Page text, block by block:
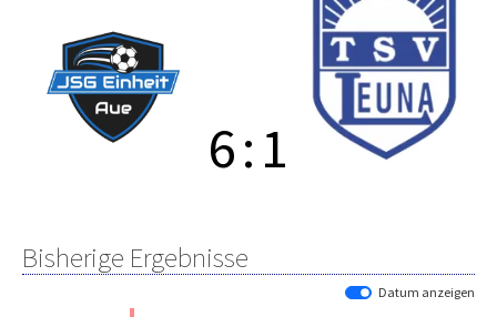
6:1
Bisherige Ergebnisse
Datum anzeigen